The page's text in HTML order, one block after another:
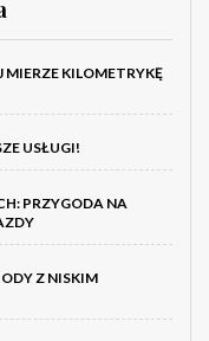
KILOMETRYKĘ
USŁUGI!
PRZYGODA NA
Z NISKIM